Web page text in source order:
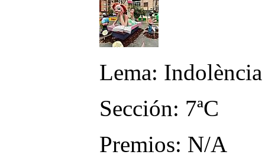
Lema: Indolència
Sección: 7ªC
Premios: N/A